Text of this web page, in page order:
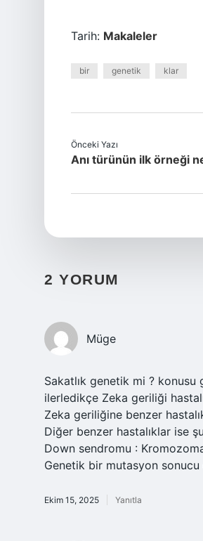
Tarih: Makaleler
bir genetik klar
Önceki Yazı
Anı türünün ilk örneği
2 YORUM
Müge
Sakatlık genetik mi ? konusu
ilerledikçe Zeka geriliği
Zeka geriliğine benzer
Diğer benzer hastalıklar ise
Down sendromu :
Genetik bir mutasyon
Ekim 15, 2025 Yanıtla